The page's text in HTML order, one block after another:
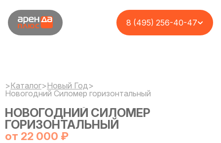
8 (495) 256-40-47
>Каталог>Новый Год>
Новогодний Силомер горизонтальный
НОВОГОДНИЙ СИЛОМЕР
ГОРИЗОНТАЛЬНЫЙ
от 22 000 ₽